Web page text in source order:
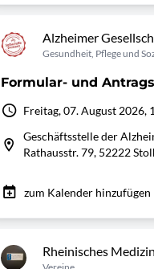
Alzheimer
Gesundheit, Pflege und
Formular- und
Freitag, 07. August 2026,
Geschäftsstelle der
Rathausstr. 79, 52222
zum Kalender hinzufügen
Rheinisches